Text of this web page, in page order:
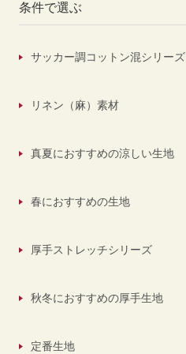
条件で選ぶ
サッカー調コットン混シリーズ
リネン（麻）素材
真夏におすすめの涼しい生地
春におすすめの生地
厚手ストレッチシリーズ
秋冬におすすめの厚手生地
定番生地